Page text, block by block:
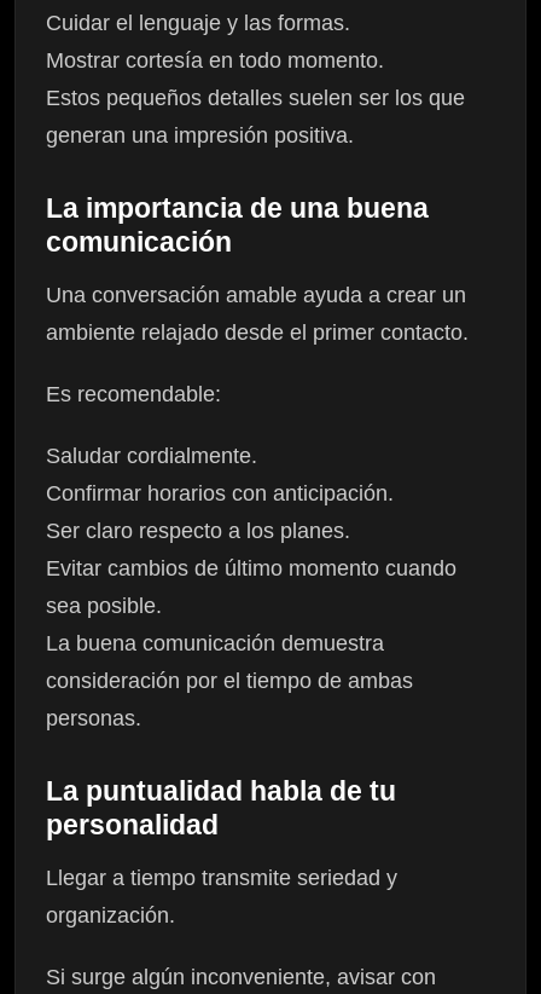
Cuidar el lenguaje y las formas.
Mostrar cortesía en todo momento.
Estos pequeños detalles suelen ser los que
generan una impresión positiva.
La importancia de una buena
comunicación
Una conversación amable ayuda a crear un
ambiente relajado desde el primer contacto.
Es recomendable:
Saludar cordialmente.
Confirmar horarios con anticipación.
Ser claro respecto a los planes.
Evitar cambios de último momento cuando
sea posible.
La buena comunicación demuestra
consideración por el tiempo de ambas
personas.
La puntualidad habla de tu
personalidad
Llegar a tiempo transmite seriedad y
organización.
Si surge algún inconveniente, avisar con